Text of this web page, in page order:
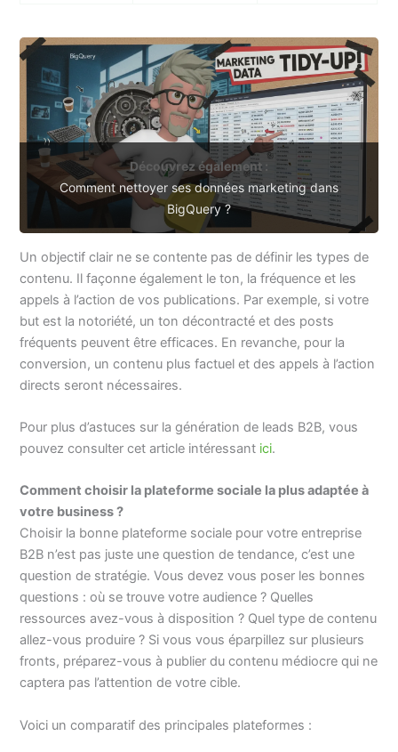
Découvrez également :
Comment nettoyer ses données marketing dans
BigQuery ?
Un objectif clair ne se contente pas de définir les types de
contenu. Il façonne également le ton, la fréquence et les
appels à l’action de vos publications. Par exemple, si votre
but est la notoriété, un ton décontracté et des posts
fréquents peuvent être efficaces. En revanche, pour la
conversion, un contenu plus factuel et des appels à l’action
directs seront nécessaires.
Pour plus d’astuces sur la génération de leads B2B, vous
pouvez consulter cet article intéressant ici.
Comment choisir la plateforme sociale la plus adaptée à
votre business ?
Choisir la bonne plateforme sociale pour votre entreprise
B2B n’est pas juste une question de tendance, c’est une
question de stratégie. Vous devez vous poser les bonnes
questions : où se trouve votre audience ? Quelles
ressources avez-vous à disposition ? Quel type de contenu
allez-vous produire ? Si vous vous éparpillez sur plusieurs
fronts, préparez-vous à publier du contenu médiocre qui ne
captera pas l’attention de votre cible.
Voici un comparatif des principales plateformes :